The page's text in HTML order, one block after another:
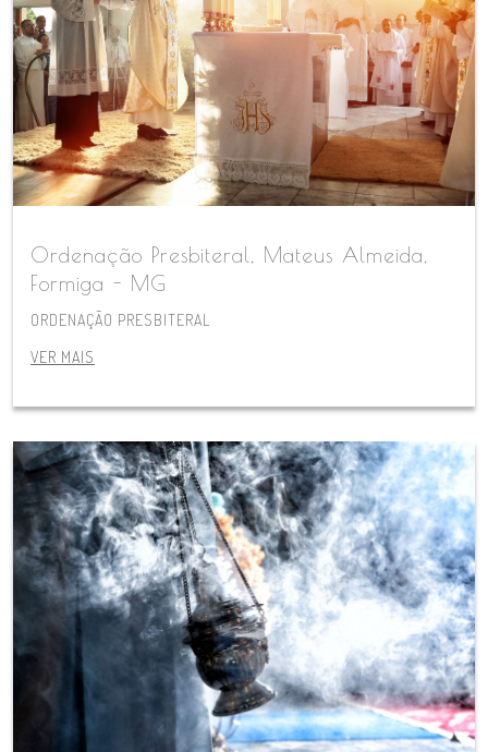
Ordenação Presbiteral, Mateus Almeida,
Formiga - MG
ORDENAÇÃO PRESBITERAL
VER MAIS